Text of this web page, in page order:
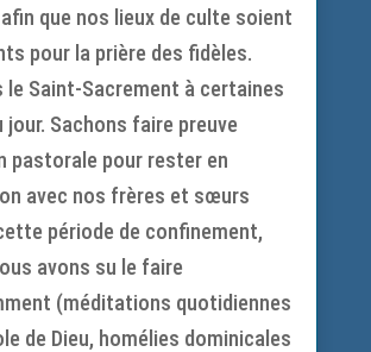
que nos lieux de culte soient
pour la prière des fidèles.
le Saint-Sacrement à certaines
jour. Sachons faire preuve
pastorale pour rester en
avec nos frères et sœurs
période de confinement,
avons su le faire
(méditations quotidiennes
de Dieu, homélies dominicales